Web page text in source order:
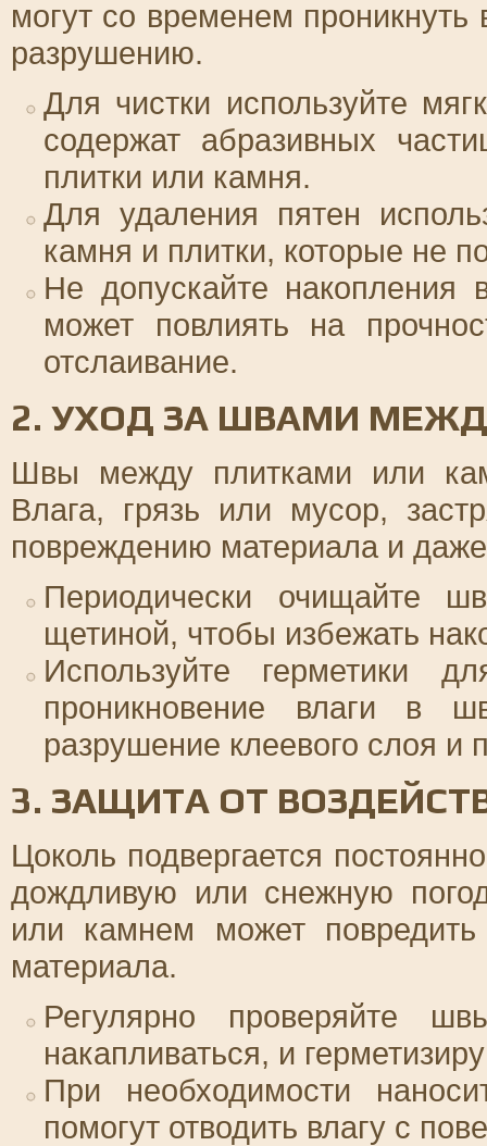
могут со временем
разрушению.
Для чистки используйте
содержат абразивных
плитки или камня.
Для удаления пятен
камня и плитки, которые не
Не допускайте накопления
может повлиять на
отслаивание.
2. УХОД ЗА ШВАМИ
Швы между плитками или
Влага, грязь или мусор,
повреждению материала и
Периодически очищайте
щетиной, чтобы избежать
Используйте герметики
проникновение влаги в
разрушение клеевого слоя и
3. ЗАЩИТА ОТ
Цоколь подвергается
дождливую или снежную
или камнем может
материала.
Регулярно проверяйте
накапливаться, и
При необходимости
помогут отводить влагу с